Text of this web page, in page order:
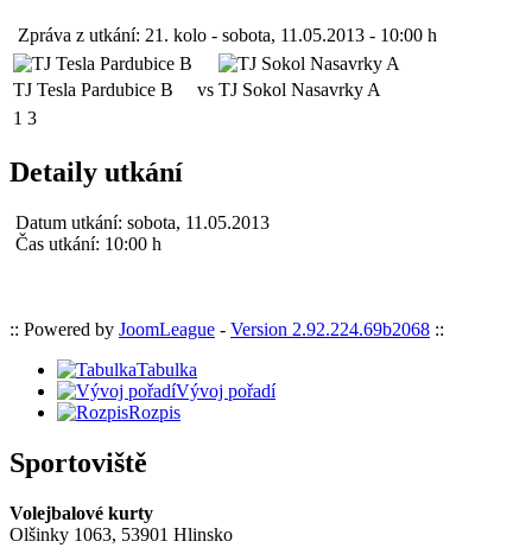
Zpráva z utkání: 21. kolo - sobota, 11.05.2013 - 10:00 h
TJ Tesla Pardubice B vs TJ Sokol Nasavrky A
1 3
Detaily utkání
Datum utkání: sobota, 11.05.2013
Čas utkání: 10:00 h
:: Powered by JoomLeague - Version 2.92.224.69b2068 ::
Tabulka
Vývoj pořadí
Rozpis
Sportoviště
Volejbalové kurty
Olšinky 1063, 53901 Hlinsko